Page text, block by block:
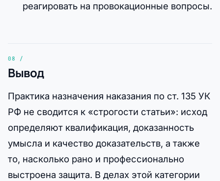
реагировать на провокационные вопросы.
Вывод
Практика назначения наказания по ст. 135 УК
РФ не сводится к «строгости статьи»: исход
определяют квалификация, доказанность
умысла и качество доказательств, а также
то, насколько рано и профессионально
выстроена защита. В делах этой категории